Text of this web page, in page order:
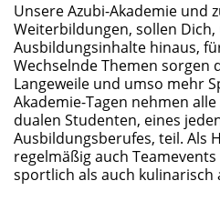
Unsere Azubi-Akademie und
Weiterbildungen, sollen
Ausbildungsinhalte hinaus,
Wechselnde Themen sorgen
Langeweile und umso mehr
Akademie-Tagen nehmen
dualen Studenten, eines
Ausbildungsberufes, teil. Als
regelmäßig auch
sportlich als auch kulinarisch